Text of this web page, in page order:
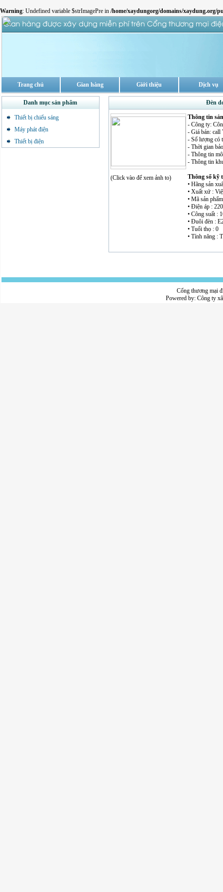
Warning: Undefined variable $strImagePre in /home/xaydungorg/domains/xaydung.org/
Trang chủ Gian hàng Giới thiệu Dịch vụ
Danh mục sản phẩm
Thiết bị chiếu sáng
Máy phát điện
Thiết bị điện
Đèn
(Click vào để xem ảnh to)
Thông tin
- Công ty:
- Giá bán:
- Số lượng có
- Thời gian
- Thông tin
- Thông tin
Thông số kỹ
• Hãng sản
• Xuất xứ :
• Mã sản
• Điện áp :
• Công suất :
• Đuôi đèn :
• Tuổi thọ : 0
• Tính năng :
Cổng thương mại
Powered by: Công ty